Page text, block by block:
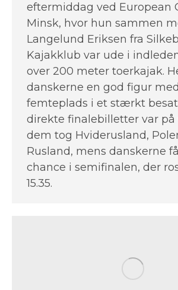
eftermiddag ved European
Minsk, hvor hun sammen
Langelund Eriksen fra
Kajakklub var ude i
over 200 meter toerkajak.
danskerne en god figur
femteplads i et stærkt besat
direkte finalebilletter var på
dem tog Hviderusland,
Rusland, mens danskerne
chance i semifinalen, der
15.35.